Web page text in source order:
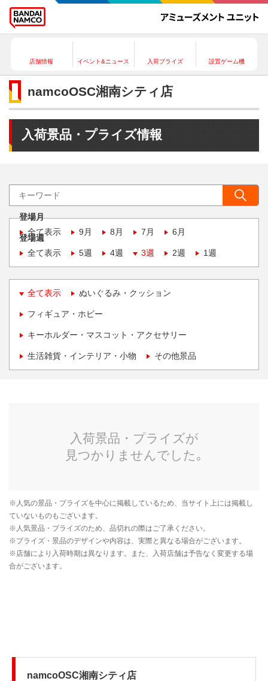
店舗情報 イベント&ニュース 入荷プライズ 設置ゲーム機
namcoOSC湘南シティ店
入荷景品・プライズ情報
登場月
全て表示
9月 8月 7月 6月
登場週
全て表示
5週 4週 3週 2週 1週
全て表示 ぬいぐるみ・クッション
フィギュア・ホビー
キーホルダー・マスコット・アクセサリー
生活雑貨・インテリア・小物 その他景品
namcoOSC湘南シティ店